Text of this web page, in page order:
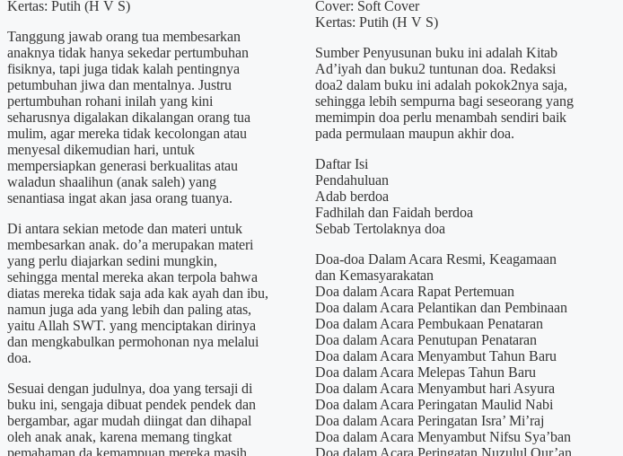
Kertas: Putih (H V S)
Tanggung jawab orang tua membesarkan
anaknya tidak hanya sekedar pertumbuhan
fisiknya, tapi juga tidak kalah pentingnya
petumbuhan jiwa dan mentalnya. Justru
pertumbuhan rohani inilah yang kini
seharusnya digalakan dikalangan orang tua
mulim, agar mereka tidak kecolongan atau
menyesal dikemudian hari, untuk
mempersiapkan generasi berkualitas atau
waladun shaalihun (anak saleh) yang
senantiasa ingat akan jasa orang tuanya.
Di antara sekian metode dan materi untuk
membesarkan anak. do’a merupakan materi
yang perlu diajarkan sedini mungkin,
sehingga mental mereka akan terpola bahwa
diatas mereka tidak saja ada kak ayah dan ibu,
namun juga ada yang lebih dan paling atas,
yaitu Allah SWT. yang menciptakan dirinya
dan mengkabulkan permohonan nya melalui
doa.
Sesuai dengan judulnya, doa yang tersaji di
buku ini, sengaja dibuat pendek pendek dan
bergambar, agar mudah diingat dan dihapal
oleh anak anak, karena memang tingkat
pemahaman da kemampuan mereka masih
Cover: Soft Cover
Kertas: Putih (H V S)
Sumber Penyusunan buku ini adalah Kitab
Ad’iyah dan buku2 tuntunan doa. Redaksi
doa2 dalam buku ini adalah pokok2nya saja,
sehingga lebih sempurna bagi seseorang yang
memimpin doa perlu menambah sendiri baik
pada permulaan maupun akhir doa.
Daftar Isi
Pendahuluan
Adab berdoa
Fadhilah dan Faidah berdoa
Sebab Tertolaknya doa
Doa-doa Dalam Acara Resmi, Keagamaan
dan Kemasyarakatan
Doa dalam Acara Rapat Pertemuan
Doa dalam Acara Pelantikan dan Pembinaan
Doa dalam Acara Pembukaan Penataran
Doa dalam Acara Penutupan Penataran
Doa dalam Acara Menyambut Tahun Baru
Doa dalam Acara Melepas Tahun Baru
Doa dalam Acara Menyambut hari Asyura
Doa dalam Acara Peringatan Maulid Nabi
Doa dalam Acara Peringatan Isra’ Mi’raj
Doa dalam Acara Menyambut Nifsu Sya’ban
Doa dalam Acara Peringatan Nuzulul Qur’an